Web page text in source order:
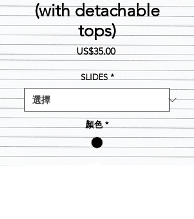
(with detachable
tops)
US$35.00價
格
SLIDES *
顏色 *